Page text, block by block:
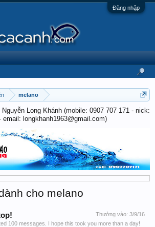
Đăng nhập
melano
Long Khánh (mobile: 0907 707 171 - nick:
email: longkhanh1963@gmail.com)
cho melano
Thưởng vào: 3/9/16
100 messages. I hope this took you more than a day!